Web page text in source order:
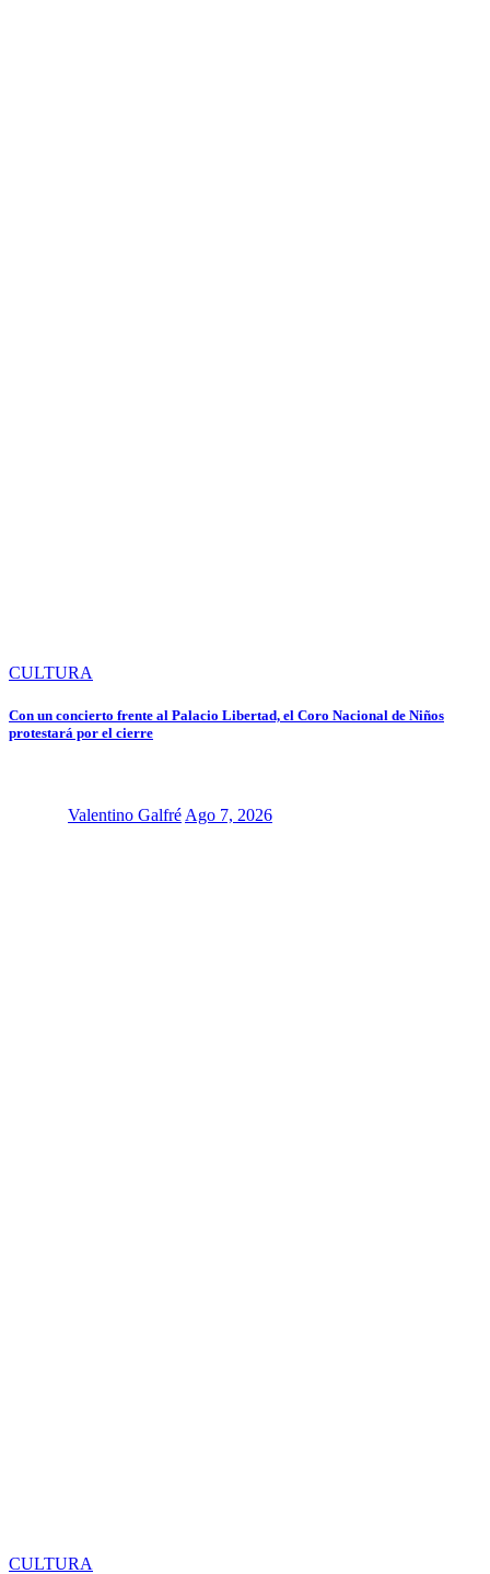
CULTURA
Con un concierto frente al Palacio Libertad, el Coro Nacional de Niños
protestará por el cierre
Valentino Galfré Ago 7, 2026
CULTURA